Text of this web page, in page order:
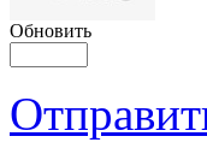
Обновить